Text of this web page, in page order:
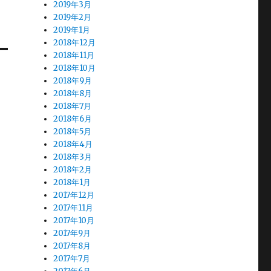
2019年3月
2019年2月
2019年1月
2018年12月
2018年11月
2018年10月
2018年9月
2018年8月
2018年7月
2018年6月
2018年5月
2018年4月
2018年3月
2018年2月
2018年1月
2017年12月
2017年11月
2017年10月
2017年9月
2017年8月
2017年7月